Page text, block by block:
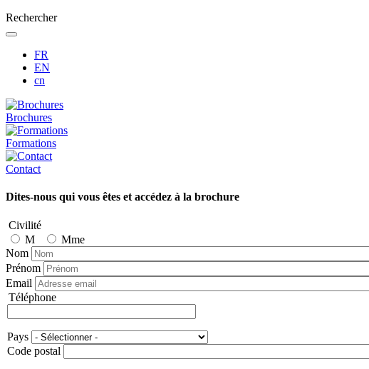
Rechercher
FR
EN
cn
Brochures
Formations
Contact
Dites-nous qui vous êtes et accédez à la brochure
Civilité
M
Mme
Nom
Prénom
Email
Téléphone
Adresse
Pays
Code postal